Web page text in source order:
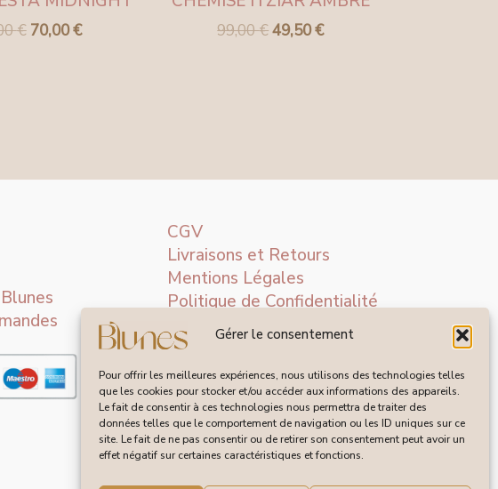
Gérer le consentement
Pour offrir les meilleures expériences, nous utilisons des technologies telles
que les cookies pour stocker et/ou accéder aux informations des appareils.
Le fait de consentir à ces technologies nous permettra de traiter des
données telles que le comportement de navigation ou les ID uniques sur ce
site. Le fait de ne pas consentir ou de retirer son consentement peut avoir un
effet négatif sur certaines caractéristiques et fonctions.
€ 70,00€ 99,00€49,50€
CGV
Livraisons et Retours
Mentions Légales
Politique de Confidentialité